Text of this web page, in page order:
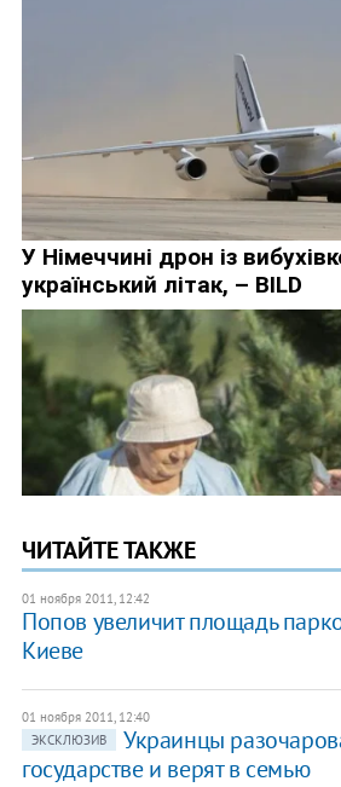
ЧИТАЙТЕ ТАКЖЕ
01 ноября 2011, 12:42
Попов увеличит площадь
Киеве
01 ноября 2011, 12:40
ЭКСКЛЮЗИВ
Украинцы
государстве и верят в семью